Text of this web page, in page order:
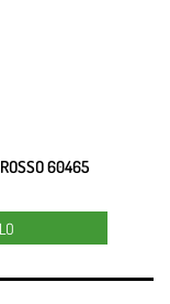
60465